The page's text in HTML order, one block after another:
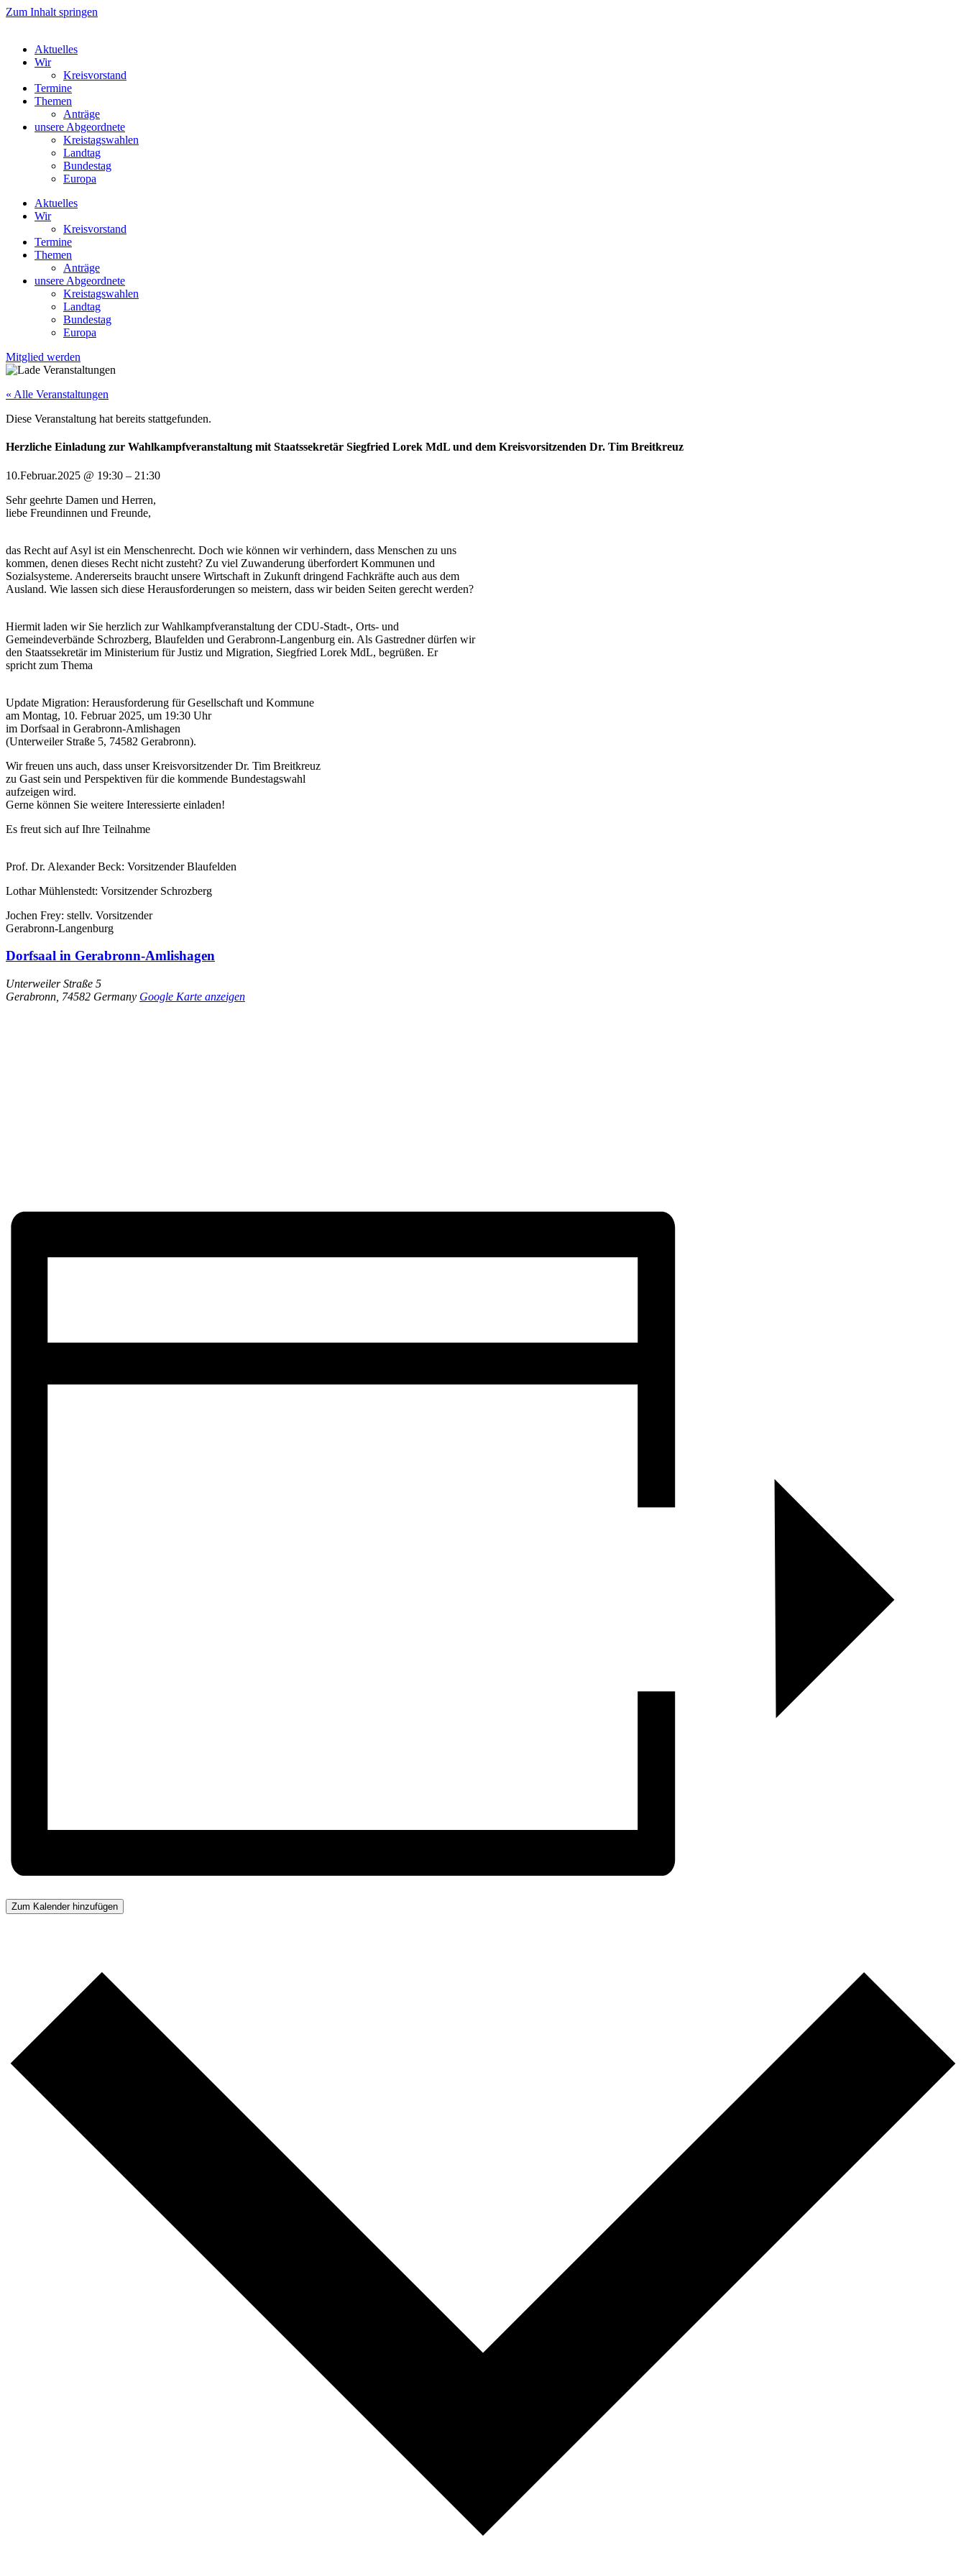
Zum Inhalt springen
Aktuelles
Wir
Kreisvorstand
Termine
Themen
Anträge
unsere Abgeordnete
Kreistagswahlen
Landtag
Bundestag
Europa
Aktuelles
Wir
Kreisvorstand
Termine
Themen
Anträge
unsere Abgeordnete
Kreistagswahlen
Landtag
Bundestag
Europa
Mitglied werden
« Alle Veranstaltungen
Diese Veranstaltung hat bereits stattgefunden.
Herzliche Einladung zur Wahlkampfveranstaltung mit Staatssekretär Siegfried Lorek MdL und dem Kreisvorsitzenden Dr. Tim Breitkreuz
10.Februar.2025 @ 19:30 – 21:30
Sehr geehrte Damen und Herren,
liebe Freundinnen und Freunde,
das Recht auf Asyl ist ein Menschenrecht. Doch wie können wir verhindern, dass Menschen zu uns
kommen, denen dieses Recht nicht zusteht? Zu viel Zuwanderung überfordert Kommunen und
Sozialsysteme. Andererseits braucht unsere Wirtschaft in Zukunft dringend Fachkräfte auch aus dem
Ausland. Wie lassen sich diese Herausforderungen so meistern, dass wir beiden Seiten gerecht werden?
Hiermit laden wir Sie herzlich zur Wahlkampfveranstaltung der CDU-Stadt-, Orts- und
Gemeindeverbände Schrozberg, Blaufelden und Gerabronn-Langenburg ein. Als Gastredner dürfen wir
den Staatssekretär im Ministerium für Justiz und Migration, Siegfried Lorek MdL, begrüßen. Er
spricht zum Thema
Update Migration: Herausforderung für Gesellschaft und Kommune
am Montag, 10. Februar 2025, um 19:30 Uhr
im Dorfsaal in Gerabronn-Amlishagen
(Unterweiler Straße 5, 74582 Gerabronn).
Wir freuen uns auch, dass unser Kreisvorsitzender Dr. Tim Breitkreuz
zu Gast sein und Perspektiven für die kommende Bundestagswahl
aufzeigen wird.
Gerne können Sie weitere Interessierte einladen!
Es freut sich auf Ihre Teilnahme
Prof. Dr. Alexander Beck: Vorsitzender Blaufelden
Lothar Mühlenstedt: Vorsitzender Schrozberg
Jochen Frey: stellv. Vorsitzender
Gerabronn-Langenburg
Dorfsaal in Gerabronn-Amlishagen
Unterweiler Straße 5
Gerabronn 74582 Germany Google Karte anzeigen
Zum Kalender hinzufügen